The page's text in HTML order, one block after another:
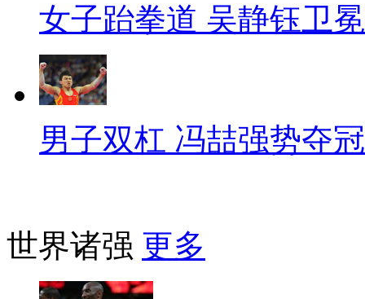
女子跆拳道 吴静钰卫冕
男子双杠 冯喆强势夺冠
世界诸强 更多